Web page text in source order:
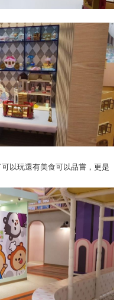
以玩還有美食可以品嘗，更是